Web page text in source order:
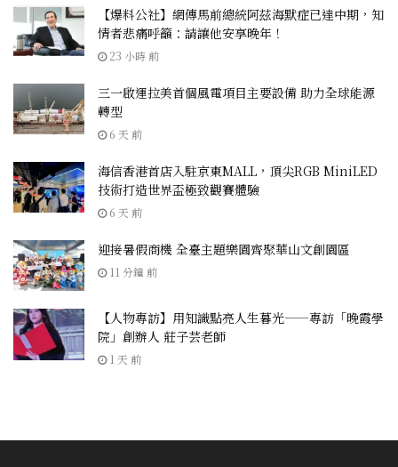
【爆料公社】網傳馬前總統阿茲海默症已達中期，知
情者悲痛呼籲：請讓他安享晚年！
23 小時 前
三一啟運拉美首個風電項目主要設備 助力全球能源
轉型
6 天 前
海信香港首店入駐京東MALL，頂尖RGB MiniLED
技術打造世界盃極致觀賽體驗
6 天 前
迎接暑假商機 全臺主題樂園齊聚華山文創園區
11 分鐘 前
【人物專訪】用知識點亮人生暮光——專訪「晚霞學
院」創辦人 莊子芸老師
1 天 前